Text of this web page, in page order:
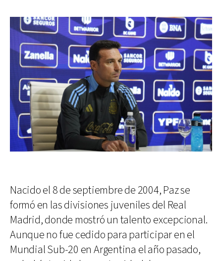
Nacido el 8 de septiembre de 2004, Paz se
formó en las divisiones juveniles del Real
Madrid, donde mostró un talento excepcional.
Aunque no fue cedido para participar en el
Mundial Sub-20 en Argentina el año pasado,